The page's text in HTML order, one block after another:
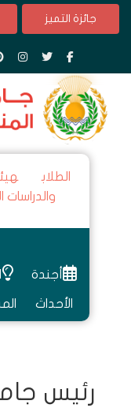
جائزة التميز
الطلاب
والدراسات
أجندة
الأحداث
رئيس